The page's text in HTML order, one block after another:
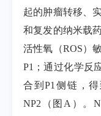
起的肿瘤转移、
和复发的纳米载
活性氧（ROS）
P1；通过化学反
合到P1侧链，
NP2（图A）。